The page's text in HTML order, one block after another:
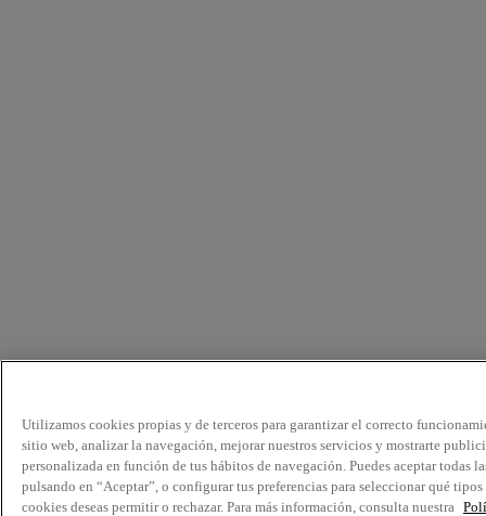
Utilizamos cookies propias y de terceros para garantizar el correcto
sitio web, analizar la navegación, mejorar nuestros servicios y mostrarte
personalizada en función de tus hábitos de navegación. Puedes aceptar todas
pulsando en “Aceptar”, o configurar tus preferencias para seleccionar qué tipos
cookies deseas permitir o rechazar. Para más información, consulta nuestra